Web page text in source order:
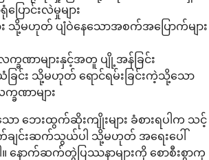
ြောင်းလဲမှုများ
း သို့မဟုတ် ပျံဝဲနေသောအစက်အပြောက်များ
က္ခဏာများနှင့်အတူ ပျို့အန်ခြင်း
ခြင်း သို့မဟုတ် ရောင်ရမ်းခြင်းကဲ့သို့သော
ဏာများ
ဘေးထွက်ဆိုးကျိုးများ ခံစားရပါက သင့်
ချင်းဆက်သွယ်ပါ သို့မဟုတ် အရေးပေါ်
ောက်ဆက်တွဲပြဿနာများကို စောစီးစွာကု